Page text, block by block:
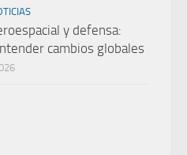
y defensa:
cambios globales